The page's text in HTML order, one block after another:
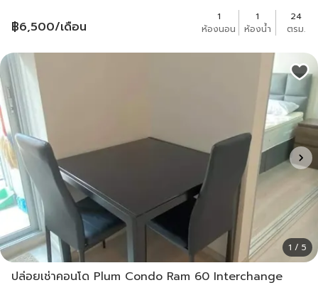
฿6,500/เดือน
1
ห้องนอน
1
ห้องน้ำ
24
ตรม.
1 / 5
ปล่อยเช่าคอนโด Plum Condo Ram 60 Interchange